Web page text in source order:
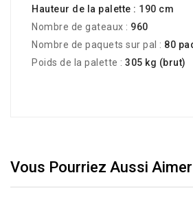
Hauteur de la palette : 190 cm
Nombre de gateaux : 960
Nombre de paquets sur pal : 80
Poids de la palette : 305 kg (brut)
Vous Pourriez Aussi Aimer